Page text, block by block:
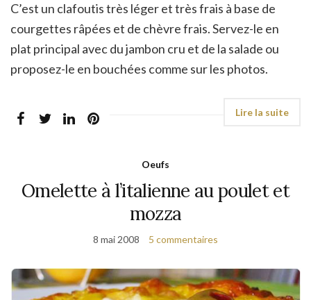
C’est un clafoutis très léger et très frais à base de
courgettes râpées et de chèvre frais. Servez-le en
plat principal avec du jambon cru et de la salade ou
proposez-le en bouchées comme sur les photos.
Oeufs
Omelette à l’italienne au poulet et
mozza
8 mai 2008 5 commentaires